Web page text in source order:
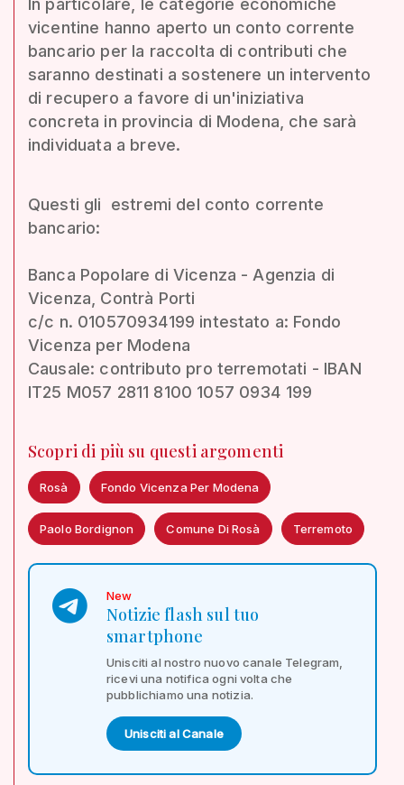
In particolare, le categorie economiche
vicentine hanno aperto un conto corrente
bancario per la raccolta di contributi che
saranno destinati a sostenere un intervento
di recupero a favore di un'iniziativa
concreta in provincia di Modena, che sarà
individuata a breve.
Questi gli estremi del conto corrente
bancario:
Banca Popolare di Vicenza - Agenzia di
Vicenza, Contrà Porti
c/c n. 010570934199 intestato a: Fondo
Vicenza per Modena
Causale: contributo pro terremotati - IBAN
IT25 M057 2811 8100 1057 0934 199
Scopri di più su questi argomenti
Rosà Fondo Vicenza Per Modena
Paolo Bordignon Comune Di Rosà Terremoto
New
Notizie flash sul tuo
smartphone
Unisciti al nostro nuovo canale Telegram,
ricevi una notifica ogni volta che
pubblichiamo una notizia.
Unisciti al Canale